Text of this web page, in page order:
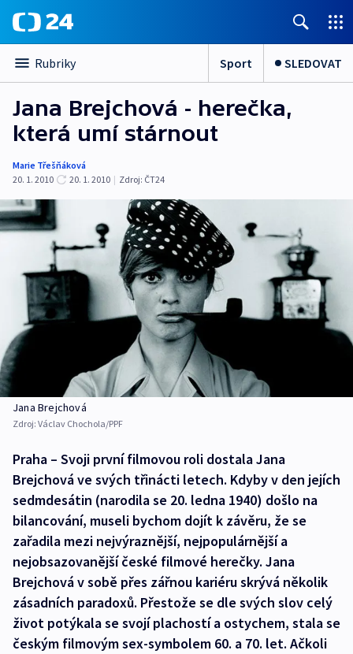
Rubriky Sport SLEDOVAT
Jana Brejchová - herečka,
která umí stárnout
Marie Třešňáková
20. 1. 2010
20. 1. 2010 | Zdroj: ČT24
Jana Brejchová
Zdroj: Václav Chochola/PPF
Praha – Svoji první filmovou roli dostala Jana
Brejchová ve svých třinácti letech. Kdyby v den jejích
sedmdesátin (narodila se 20. ledna 1940) došlo na
bilancování, museli bychom dojít k závěru, že se
zařadila mezi nejvýraznější, nejpopulárnější a
nejobsazovanější české filmové herečky. Jana
Brejchová v sobě přes zářnou kariéru skrývá několik
zásadních paradoxů. Přestože se dle svých slov celý
život potýkala se svojí plachostí a ostychem, stala se
českým filmovým sex-symbolem 60. a 70. let. Ačkoli